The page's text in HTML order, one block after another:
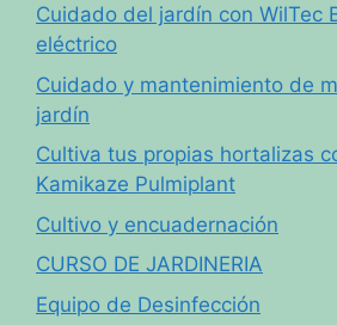
Cuidado del jardín con WilTec
eléctrico
Cuidado y mantenimiento de
jardín
Cultiva tus propias hortalizas
Kamikaze Pulmiplant
Cultivo y encuadernación
CURSO DE JARDINERIA
Equipo de Desinfección